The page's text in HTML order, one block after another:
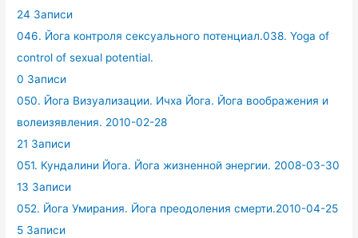
24 Записи
046. Йога контроля сексуального потенциал.038. Yoga of
control of sexual potential.
0 Записи
050. Йога Визуализации. Ичха Йога. Йога воображения и
волеизявления. 2010-02-28
21 Записи
051. Кундалини Йога. Йога жизненной энергии. 2008-03-30
13 Записи
052. Йога Умирания. Йога преодоления смерти.2010-04-25
5 Записи